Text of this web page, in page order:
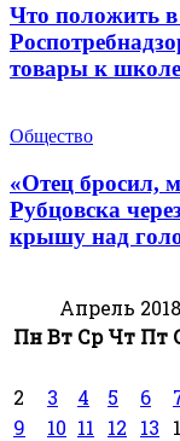
Что положить
товары к школе
Общество
«Отец бросил,
Рубцовска
крышу над
Апрель 2018
ПнВт Ср Чт Пт
2
3 4 5 6
9
10 11 12 13